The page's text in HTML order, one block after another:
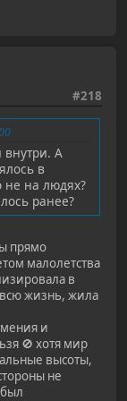
#218
внутри. А
в
не на людях?
ранее?
прямо
малолетства
в
жизнь, жила
и
🚫 хотя мир
высоты,
не